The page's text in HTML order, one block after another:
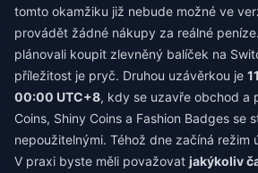
tomto okamžiku již nebude možné ve
provádět žádné nákupy za reálné
plánovali koupit zlevněný balíček na
příležitost je pryč. Druhou uzávěrkou je
00:00 UTC+8, kdy se uzavře obchod a
Coins, Shiny Coins a Fashion Badges se
nepoužitelnými. Téhož dne začíná režim
V praxi byste měli považovat jakýkoliv